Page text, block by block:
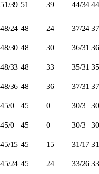
51/39 51 39 44/34 44
48/24 48 24 37/24 37
48/30 48 30 36/31 36
48/33 48 33 35/31 35
48/36 48 36 37/31 37
45/0 45 0 30/3 30
45/0 45 0 30/3 30
45/15 45 15 31/17 31
45/24 45 24 33/26 33